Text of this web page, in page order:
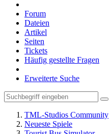
Forum
Dateien
Artikel
Seiten
Tickets
Häufig gestellte Fragen
Erweiterte Suche
TML-Studios Community
Neueste Spiele